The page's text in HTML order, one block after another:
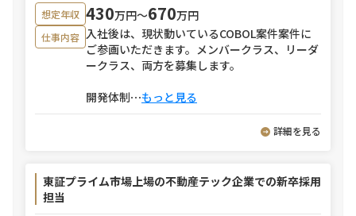
想定年収 430万円〜670万円
仕事内容 入社後は、現状動いているCOBOL案件案件に
ご参画いただきます。メンバークラス、リーダ
ークラス、両方を募集します。
開発体制⋯もっと見る
詳細を見る
東証プライム市場上場の不動産テック企業での新卒採用
担当